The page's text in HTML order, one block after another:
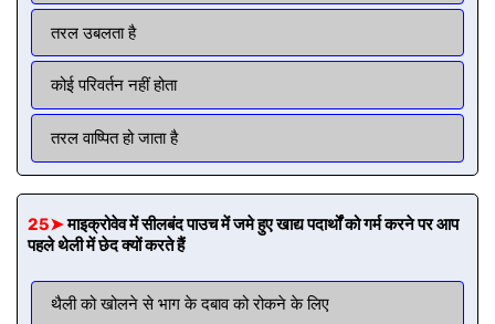
तरल उबलता है
कोई परिवर्तन नहीं होता
तरल वाष्पित हो जाता है
25➤माइक्रोवेव में सीलबंद पाउच में जमे हुए खाद्य पदार्थों को गर्म करने पर आप
पहले थेली में छेद क्यों करते हैं
थैली को खोलने से भाग के दबाव को रोकने के लिए